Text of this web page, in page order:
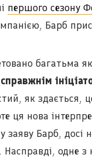
першого сезону
Барб
багатьма
як здається,
ця нова
Барб, досі
одне